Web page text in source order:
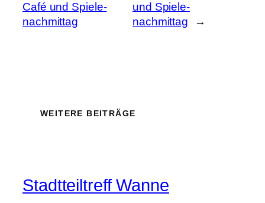
Café und Spiele-
nachmittag
und Spiele-
nachmittag
→
WEITERE BEITRÄGE
Stadtteiltreff Wanne